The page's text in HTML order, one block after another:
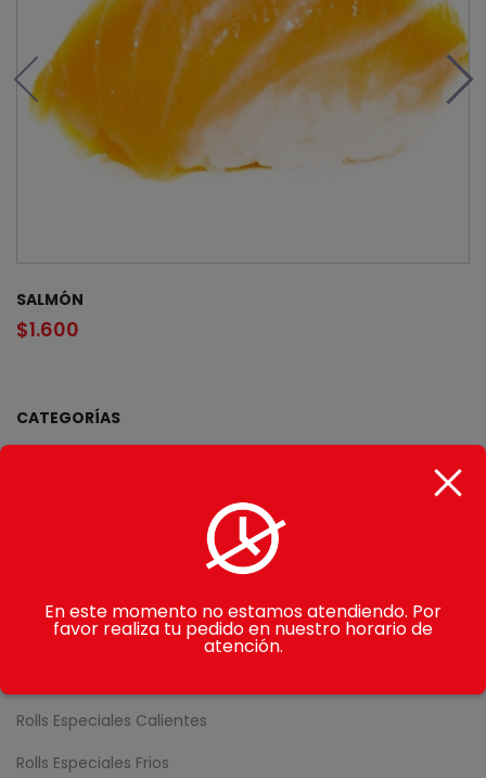
SALMÓN
$1.600
CATEGORÍAS
Nikkei Rolls
Rolls Especiales Calientes
Rolls Especiales Frios
En este momento no estamos atendiendo. Por
favor realiza tu pedido en nuestro horario de
atención.